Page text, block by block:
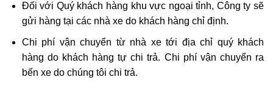
Đối với Quý khách hàng khu vực ngoại tỉnh, Công ty sẽ
gửi hàng tại các nhà xe do khách hàng chỉ định.
Chi phí vận chuyển từ nhà xe tới địa chỉ quý khách
hàng do khách hàng tự chi trả. Chi phí vận chuyển ra
bến xe do chúng tôi chi trả.